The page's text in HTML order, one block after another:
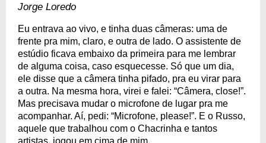
Jorge Loredo
Eu entrava ao vivo, e tinha duas câmeras: uma de
frente pra mim, claro, e outra de lado. O assistente de
estúdio ficava embaixo da primeira para me lembrar
de alguma coisa, caso esquecesse. Só que um dia,
ele disse que a câmera tinha pifado, pra eu virar para
a outra. Na mesma hora, virei e falei: “Câmera, close!”.
Mas precisava mudar o microfone de lugar pra me
acompanhar. Aí, pedi: “Microfone, please!”. E o Russo,
aquele que trabalhou com o Chacrinha e tantos
artistas, jogou em cima de mim.